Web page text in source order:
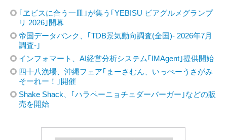
｢ヱビスに合う一皿｣が集う｢YEBISU ビアグルメグランプ
リ 2026｣開幕
帝国データバンク、｢TDB景気動向調査(全国)- 2026年7月
調査-｣
インフォマート、AI経営分析システム｢IMAgent｣提供開始
四十八漁場、沖縄フェア｢まーさむん、いっぺーうさがみ
そーれー！｣開催
Shake Shack、｢ハラペーニョチェダーバーガー｣などの販
売を開始